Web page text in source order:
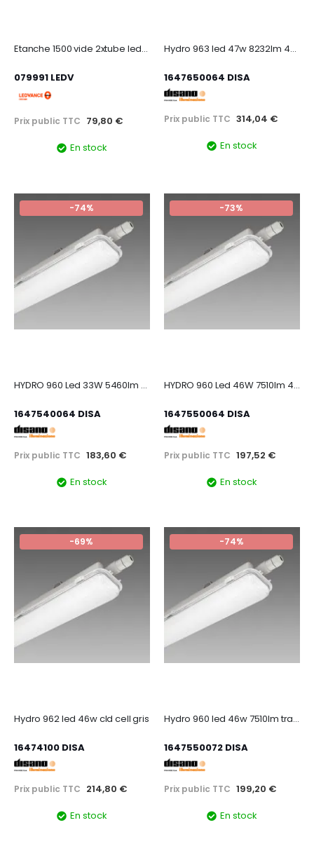
Etanche 1500 vide 2xtube led ip65 ledv
079991 LEDV
Prix public TTC 79,80 €
En stock
Hydro 963 led 47w 8232lm 4000k gris avec connecteur débrochable
1647650064 DISA
Prix public TTC 314,04 €
En stock
-74%
HYDRO 960 Led 33W 5460lm 4000K gris
1647540064 DISA
Prix public TTC 183,60 €
En stock
-73%
HYDRO 960 Led 46W 7510lm 4000K gris
1647550064 DISA
Prix public TTC 197,52 €
En stock
-69%
Hydro 962 led 46w cld cell gris
16474100 DISA
Prix public TTC 214,80 €
En stock
-74%
Hydro 960 led 46w 7510lm trav cldcell gr
1647550072 DISA
Prix public TTC 199,20 €
En stock